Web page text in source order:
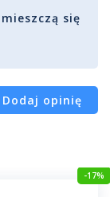
się
Dodaj opinię
-17%